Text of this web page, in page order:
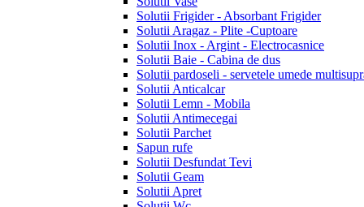
Solutii Frigider - Absorbant Frigider
Solutii Aragaz - Plite -Cuptoare
Solutii Inox - Argint - Electrocasnice
Solutii Baie - Cabina de dus
Solutii pardoseli - servetele umede
Solutii Anticalcar
Solutii Lemn - Mobila
Solutii Antimecegai
Solutii Parchet
Sapun rufe
Solutii Desfundat Tevi
Solutii Geam
Solutii Apret